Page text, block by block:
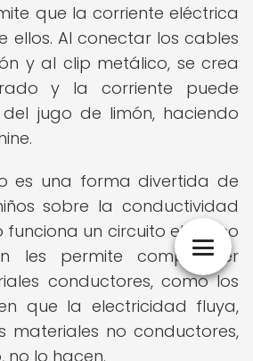
que la corriente eléctrica
ellos. Al conectar los cables
y al clip metálico, se crea
y la corriente puede
jugo de limón, haciendo
es una forma divertida de
sobre la conductividad
un circuito eléctrico
les permite comprender
conductores, como los
que la electricidad fluya,
materiales no conductores,
no lo hacen.